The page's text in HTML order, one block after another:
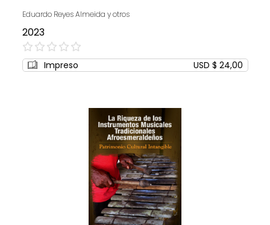
Eduardo Reyes Almeida y otros
2023
0%
Impreso USD $ 24,00